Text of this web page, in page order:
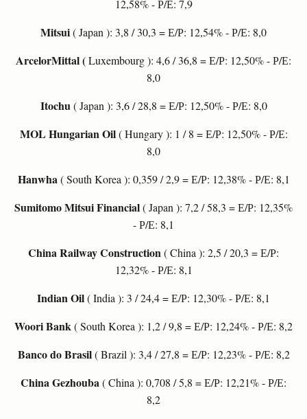
12,58% - Р/Е: 7,9
Mitsui( Japan ): 3,8 / 30,3 = Е/Р: 12,54% - Р/Е: 8,0
ArcelorMittal (Luxembourg ): 4,6 / 36,8 = Е/Р: 12,50% - Р/Е:
8,0
Itochu ( Japan ): 3,6 / 28,8 = Е/Р: 12,50% - Р/Е: 8,0
MOL Hungarian Oil( Hungary ): 1 / 8 = Е/Р: 12,50% - Р/Е:
8,0
Hanwha ( South Korea ): 0,359 / 2,9 = Е/Р: 12,38% - Р/Е: 8,1
Sumitomo Mitsui Financial( Japan ): 7,2 / 58,3 = Е/Р: 12,35%
- Р/Е: 8,1
China Railway Construction( China ): 2,5 / 20,3 = Е/Р:
12,32% - Р/Е: 8,1
Indian Oil( India ): 3 / 24,4 = Е/Р: 12,30% - Р/Е: 8,1
Woori Bank( South Korea ): 1,2 / 9,8 = Е/Р: 12,24% - Р/Е: 8,2
Banco do Brasil( Brazil ): 3,4 / 27,8 = Е/Р: 12,23% - Р/Е: 8,2
China Gezhouba( China ): 0,708 / 5,8 = Е/Р: 12,21% - Р/Е:
8,2